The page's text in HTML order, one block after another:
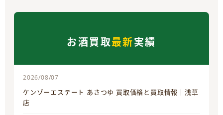
お酒買取最新実績
2026/08/07
ケンゾーエステート あさつゆ 買取価格と買取情報｜浅草
店